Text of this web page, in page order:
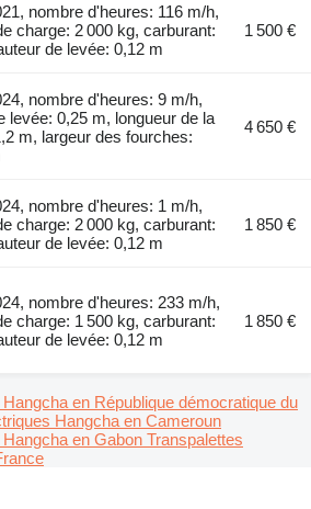
nombre d'heures: 116 m/h,
charge: 2 000 kg, carburant:
de levée: 0,12 m
1 500 €
nombre d'heures: 9 m/h,
levée: 0,25 m, longueur de la
m, largeur des fourches:
4 650 €
nombre d'heures: 1 m/h,
charge: 2 000 kg, carburant:
de levée: 0,12 m
1 850 €
nombre d'heures: 233 m/h,
charge: 1 500 kg, carburant:
de levée: 0,12 m
1 850 €
en République démocratique du
Hangcha en Cameroun
en Gabon Transpalettes